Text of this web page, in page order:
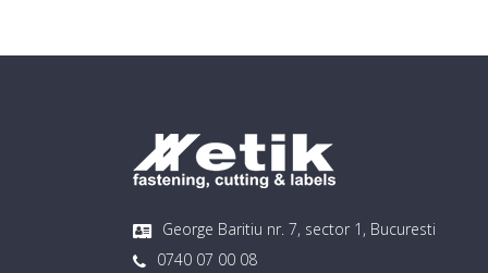
George Baritiu nr. 7, sector 1, Bucuresti
0740 07 00 08